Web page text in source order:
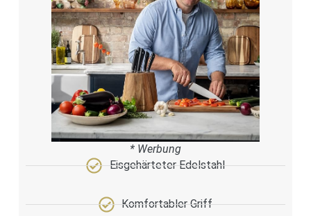
* Werbung
Eisgehärteter Edelstahl
Komfortabler Griff